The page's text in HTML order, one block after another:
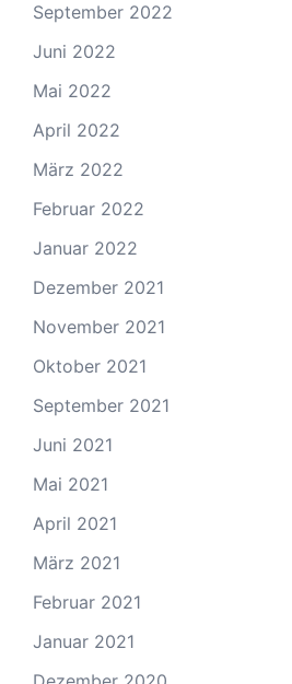
September 2022
Juni 2022
Mai 2022
April 2022
März 2022
Februar 2022
Januar 2022
Dezember 2021
November 2021
Oktober 2021
September 2021
Juni 2021
Mai 2021
April 2021
März 2021
Februar 2021
Januar 2021